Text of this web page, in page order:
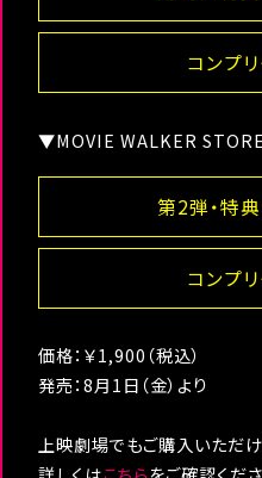
コンプ
▼MOVIE WALKER STORE
第2弾・特
コンプ
価格：￥1,900（税込）
発売：8月1日（金）より
上映劇場でもご購入いただけ